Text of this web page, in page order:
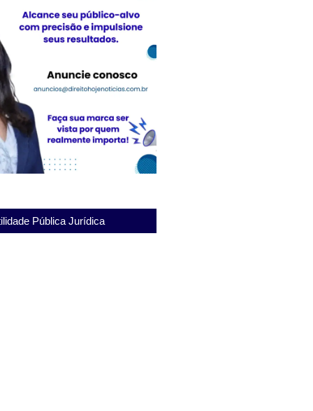
Pública Jurídica